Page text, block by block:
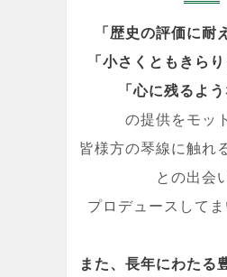
「歴史の評価に耐
「小さくともきら
「心に残るよう
の提供をモッ
皆様方の琴線に触れ
との出会
プロデュースしてま
また、長年にわたる